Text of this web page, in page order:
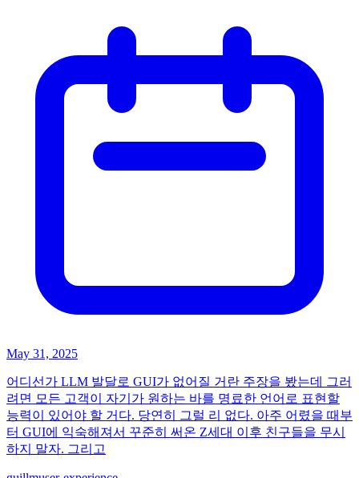
May 31, 2025
어디선가 LLM 발달로 GUI가 없어질 거란 주장을 봤는데 그러
려면 모든 고객이 자기가 원하는 바를 명료한 언어로 표현할
능력이 있어야 할 거다. 당연히 그럴 리 없다. 아주 어렸을 때부
터 GUI에 익숙해져서 꾸준히 써온 Z세대 이후 친구들을 무시
하지 말자. 그리고